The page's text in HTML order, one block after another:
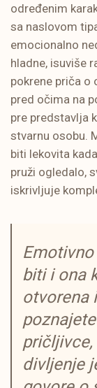
određenim
sa naslovom
emocionalno
hladne, isuviše
pokrene priča o
pred očima na
pre predstavlja
stvarnu osobu.
biti lekovita
pruži ogledalo,
iskrivljuje
biti i ona
otvorena
divljenje